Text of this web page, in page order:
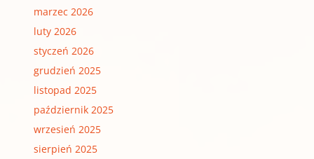
marzec 2026
luty 2026
styczeń 2026
grudzień 2025
listopad 2025
październik 2025
wrzesień 2025
sierpień 2025